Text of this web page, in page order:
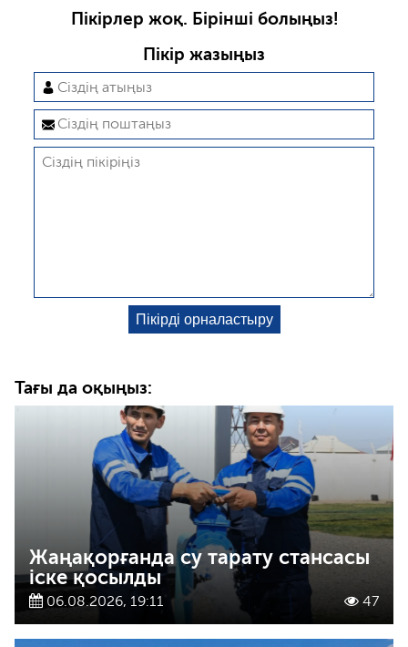
Пікірлер жоқ. Бірінші болыңыз!
Пікір жазыңыз
Тағы да оқыңыз:
Жаңақорғанда су тарату стансасы
іске қосылды
06.08.2026, 19:11 47